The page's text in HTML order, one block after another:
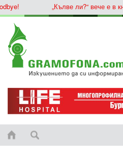
„Кълве ли?“ вече е в